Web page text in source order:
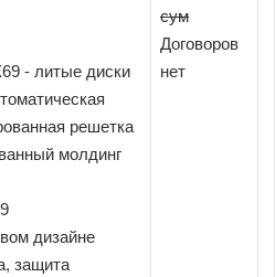
- литые диски
решетка
молдинг
дизайне
защита
сум
Договоров
нет